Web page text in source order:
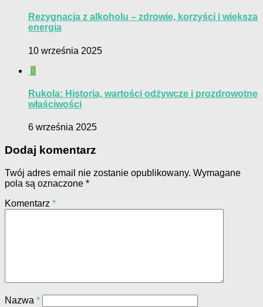
Rezygnacja z alkoholu – zdrowie, korzyści i większa
energia
10 września 2025
0
Rukola: Historia, wartości odżywcze i prozdrowotne
właściwości
6 września 2025
Dodaj komentarz
Twój adres email nie zostanie opublikowany. Wymagane
pola są oznaczone *
Komentarz *
Nazwa *